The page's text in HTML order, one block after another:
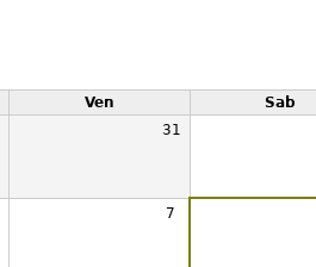
Ven Sab
31
7